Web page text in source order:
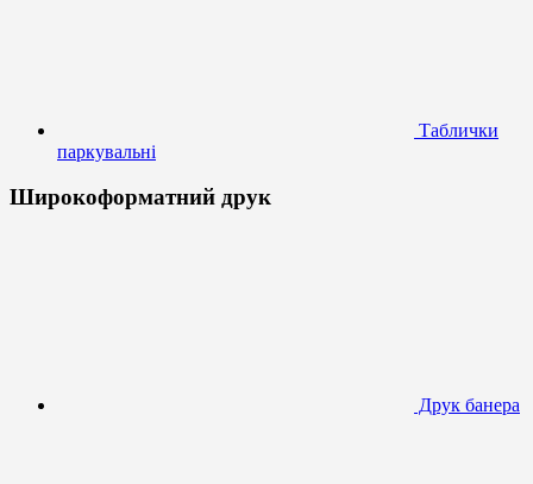
Таблички
паркувальні
Широкоформатний друк
Друк банера